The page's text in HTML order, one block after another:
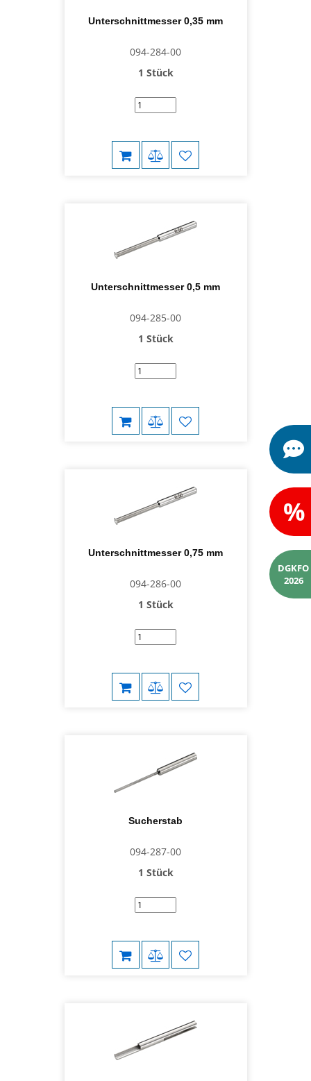
Unterschnittmesser 0,35 mm
094-284-00
1 Stück
Unterschnittmesser 0,5 mm
094-285-00
1 Stück
Unterschnittmesser 0,75 mm
094-286-00
1 Stück
Sucherstab
094-287-00
1 Stück
%
DGKFO
2026